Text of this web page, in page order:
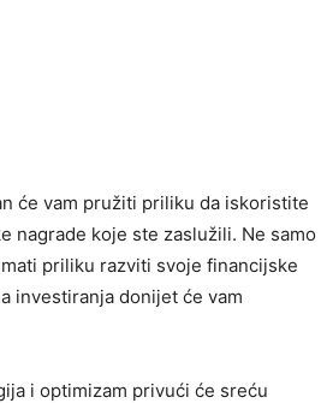
će vam pružiti priliku da iskoristite
nagrade koje ste zaslužili. Ne samo
priliku razviti svoje financijske
investiranja donijet će vam
i optimizam privući će sreću